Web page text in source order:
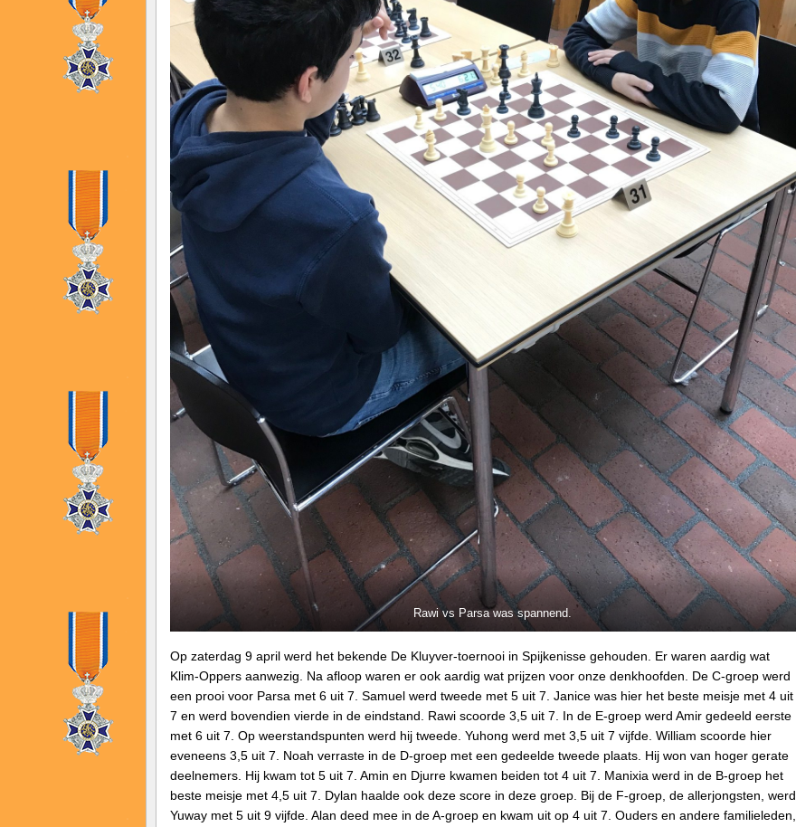
Rawi vs Parsa was spannend.
Op zaterdag 9 april werd het bekende De Kluyver-toernooi in Spijkenisse gehouden. Er waren aardig wat
Klim-Oppers aanwezig. Na afloop waren er ook aardig wat prijzen voor onze denkhoofden. De C-groep werd
een prooi voor Parsa met 6 uit 7. Samuel werd tweede met 5 uit 7. Janice was hier het beste meisje met 4 uit
7 en werd bovendien vierde in de eindstand. Rawi scoorde 3,5 uit 7. In de E-groep werd Amir gedeeld eerste
met 6 uit 7. Op weerstandspunten werd hij tweede. Yuhong werd met 3,5 uit 7 vijfde. William scoorde hier
eveneens 3,5 uit 7. Noah verraste in de D-groep met een gedeelde tweede plaats. Hij won van hoger gerate
deelnemers. Hij kwam tot 5 uit 7. Amin en Djurre kwamen beiden tot 4 uit 7. Manixia werd in de B-groep het
beste meisje met 4,5 uit 7. Dylan haalde ook deze score in deze groep. Bij de F-groep, de allerjongsten, werd
Yuway met 5 uit 9 vijfde. Alan deed mee in de A-groep en kwam uit op 4 uit 7. Ouders en andere familieleden,